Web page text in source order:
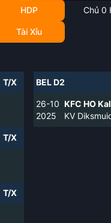
HDP Chủ 0
Tài Xỉu
T/X
T/X
T/X
BEL D2
26-10
2025
KFC HO
KV